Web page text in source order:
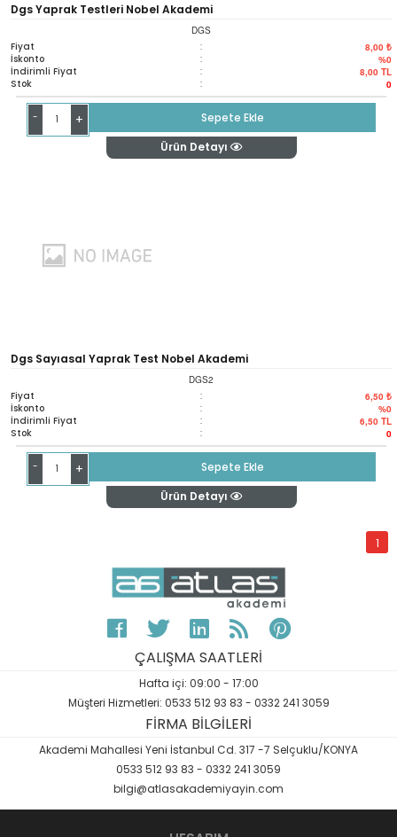
Dgs Yaprak Testleri Nobel Akademi
DGS
Fiyat : 8,00 ₺
İskonto : %0
İndirimli Fiyat : 8,00 TL
Stok : 0
- +
Sepete Ekle
Ürün Detayı
Dgs Sayıasal Yaprak Test Nobel Akademi
DGS2
Fiyat : 6,50 ₺
İskonto : %0
İndirimli Fiyat : 6,50 TL
Stok : 0
- +
Sepete Ekle
Ürün Detayı
1
ÇALIŞMA SAATLERİ
Hafta içi: 09:00 - 17:00
Müşteri Hizmetleri: 0533 512 93 83 - 0332 241 3059
FİRMA BİLGİLERİ
Akademi Mahallesi Yeni İstanbul Cd. 317 -7 Selçuklu/KONYA
0533 512 93 83 - 0332 241 3059
bilgi@atlasakademiyayin.com